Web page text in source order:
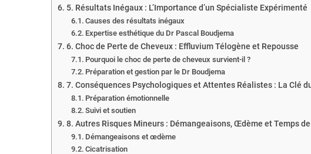
5. Résultats Inégaux : L’Importance d’un Spécialiste Expérimenté
Causes des résultats inégaux
Expertise esthétique du Dr Pascal Boudjema
6. Choc de Perte de Cheveux : Effluvium Télogène et Repousse
Pourquoi le choc de perte de cheveux survient-il ?
Préparation et gestion par le Dr Boudjema
7. Conséquences Psychologiques et Attentes Réalistes : La Clé
Préparation émotionnelle
Suivi et soutien
8. Autres Risques Mineurs : Démangeaisons, Œdème et Temps
Démangeaisons et œdème
Cicatrisation